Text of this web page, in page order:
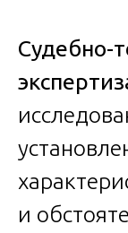
Судебно-
и